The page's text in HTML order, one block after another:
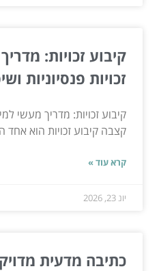
קיבוע זכויות:
זכויות פנסיוניות
קיבוע זכויות: מדריך מעשי
קצבה קיבוע זכויות הוא
קרא עוד »
יונ 23, 2026
כתיבה מדעית